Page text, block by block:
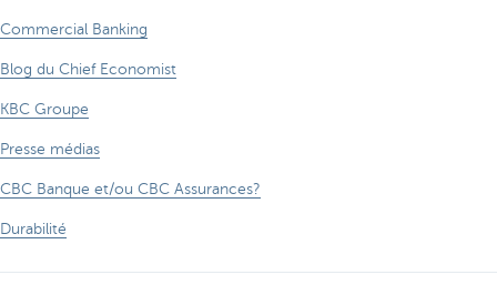
Commercial Banking
Blog du Chief Economist
KBC Groupe
Presse médias
CBC Banque et/ou CBC Assurances?
Durabilité